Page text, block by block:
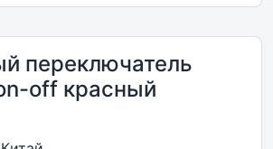
переключатель
off красный